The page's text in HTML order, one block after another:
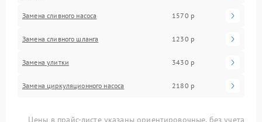
Замена сливного насоса 1570 р
Замена сливного шланга 1230 р
Замена улитки 3430 р
Замена циркуляционного насоса 2180 р
Цены в прайс-листе указаны ориентировочные, без учета